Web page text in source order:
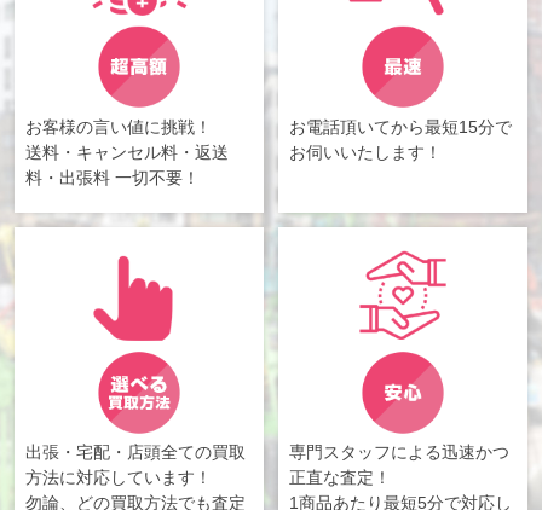
お客様の言い値に挑戦！
送料・キャンセル料・返送
料・出張料 一切不要！
お電話頂いてから最短15分で
お伺いいたします！
出張・宅配・店頭全ての買取
方法に対応しています！
勿論、どの買取方法でも査定
専門スタッフによる迅速かつ
正直な査定！
1商品あたり最短5分で対応し